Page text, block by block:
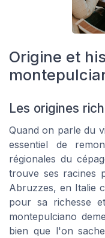
Origine et
Les origines
Quand on parle du
essentiel de
régionales du
trouve ses racines
Abruzzes, en Italie
pour sa richesse
montepulciano
bien que l'on